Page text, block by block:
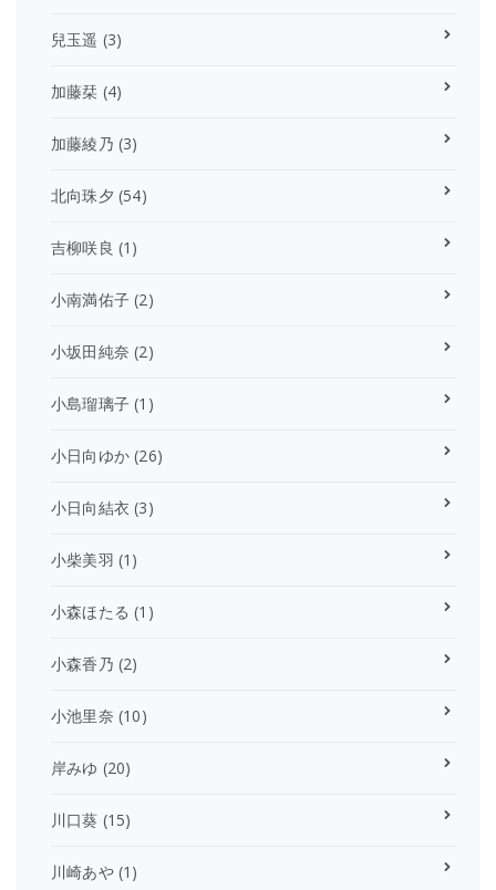
兒玉遥 (3)
加藤栞 (4)
加藤綾乃 (3)
北向珠夕 (54)
吉柳咲良 (1)
小南満佑子 (2)
小坂田純奈 (2)
小島瑠璃子 (1)
小日向ゆか (26)
小日向結衣 (3)
小柴美羽 (1)
小森ほたる (1)
小森香乃 (2)
小池里奈 (10)
岸みゆ (20)
川口葵 (15)
川崎あや(1)